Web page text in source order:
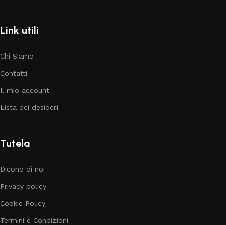
Link utili
Chi Siamo
Contatti
Il mio account
Lista dei desideri
Tutela
Dicono di noi
Privacy policy
Cookie Policy
Termini e Condizioni